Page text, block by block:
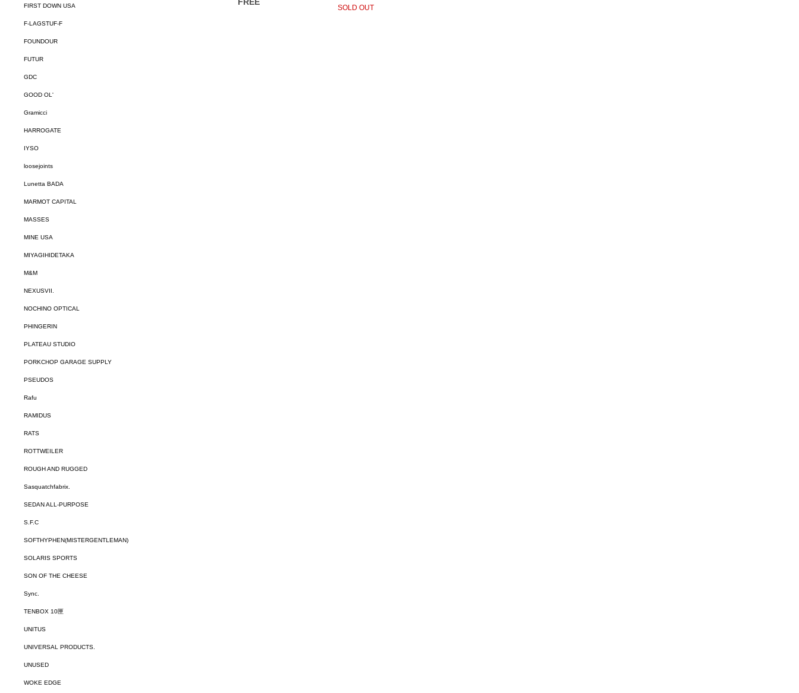
FIRST DOWN USA
F-LAGSTUF-F
FOUNDOUR
FUTUR
GDC
GOOD OL'
Gramicci
HARROGATE
IYSO
loosejoints
Lunetta BADA
MARMOT CAPITAL
MASSES
MINE USA
MIYAGIHIDETAKA
M&M
NEXUSVII.
NOCHINO OPTICAL
PHINGERIN
PLATEAU STUDIO
PORKCHOP GARAGE SUPPLY
PSEUDOS
Rafu
RAMIDUS
RATS
ROTTWEILER
ROUGH AND RUGGED
Sasquatchfabrix.
SEDAN ALL-PURPOSE
S.F.C
SOFTHYPHEN(MISTERGENTLEMAN)
SOLARIS SPORTS
SON OF THE CHEESE
Sync.
TENBOX 10匣
UNITUS
UNIVERSAL PRODUCTS.
UNUSED
WOKE EDGE